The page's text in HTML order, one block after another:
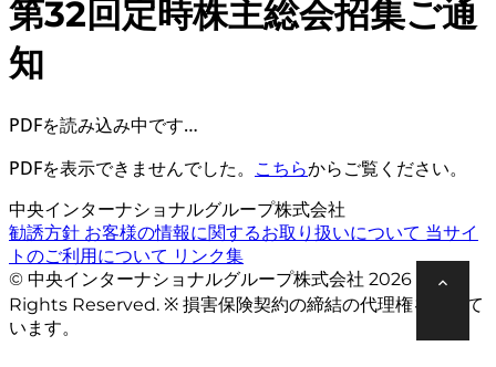
第32回定時株主総会招集ご通
知
PDFを読み込み中です…
PDFを表示できませんでした。 こちらからご覧ください。
中央インターナショナルグループ株式会社
勧誘方針 お客様の情報に関するお取り扱いについて 当サイ
トのご利用について リンク集
© 中央インターナショナルグループ株式会社 2026 All
Rights Reserved. ※ 損害保険契約の締結の代理権を有して
います。